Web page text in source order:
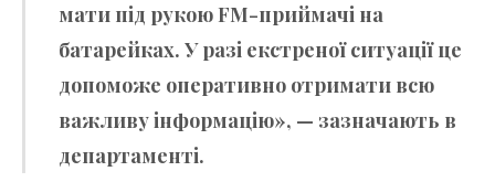
мати під рукою FM-приймачі на
батарейках. У разі екстреної ситуації це
допоможе оперативно отримати всю
важливу інформацію», — зазначають в
департаменті.